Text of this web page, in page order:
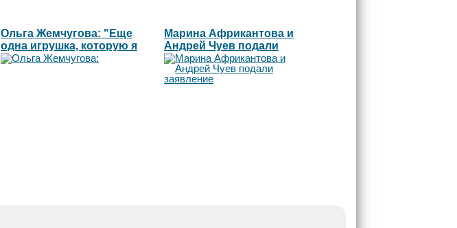
Ольга Жемчугова: "Еще
одна игрушка, которую я
готова сжечь"l
Марина Африкантова и
Андрей Чуев подали
заявление